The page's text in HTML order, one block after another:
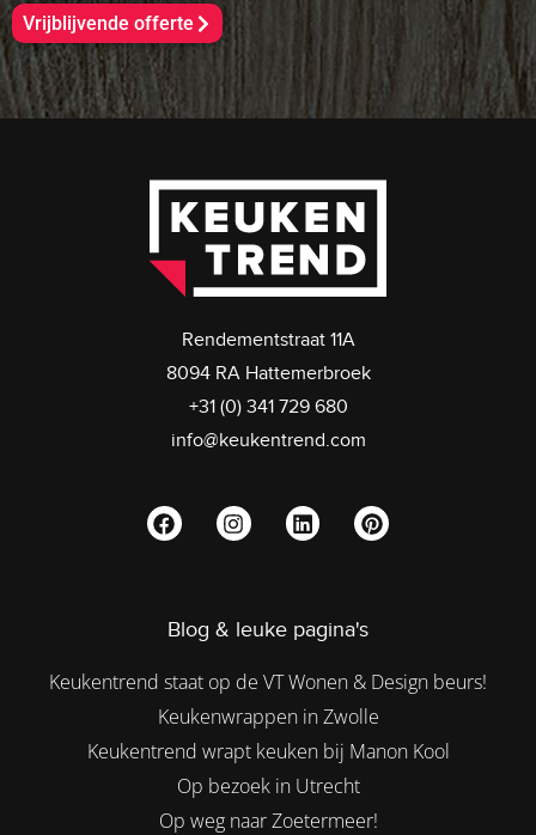
Vrijblijvende offerte
Rendementstraat 11A
8094 RA Hattemerbroek
+31 (0) 341 729 680
info@keukentrend.com
Blog & leuke pagina's
Keukentrend staat op de VT Wonen & Design beurs!
Keukenwrappen in Zwolle
Keukentrend wrapt keuken bij Manon Kool
Op bezoek in Utrecht
Op weg naar Zoetermeer!